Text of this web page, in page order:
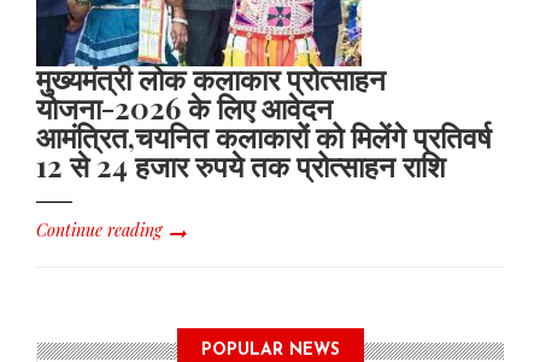
मुख्यमंत्री लोक कलाकार प्रोत्साहन
योजना-2026 के लिए आवेदन
आमंत्रित,चयनित कलाकारों को मिलेंगे प्रतिवर्ष
12 से 24 हजार रुपये तक प्रोत्साहन राशि
Continue reading
POPULAR NEWS